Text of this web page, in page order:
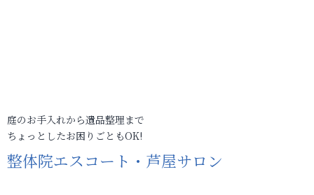
庭のお手入れから遺品整理まで
ちょっとしたお困りごともOK!
整体院エスコート・芦屋サロン